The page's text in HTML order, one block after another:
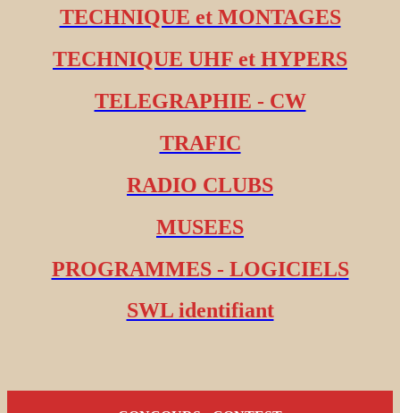
TECHNIQUE et MONTAGES
TECHNIQUE UHF et HYPERS
TELEGRAPHIE - CW
TRAFIC
RADIO CLUBS
MUSEES
PROGRAMMES - LOGICIELS
SWL identifiant